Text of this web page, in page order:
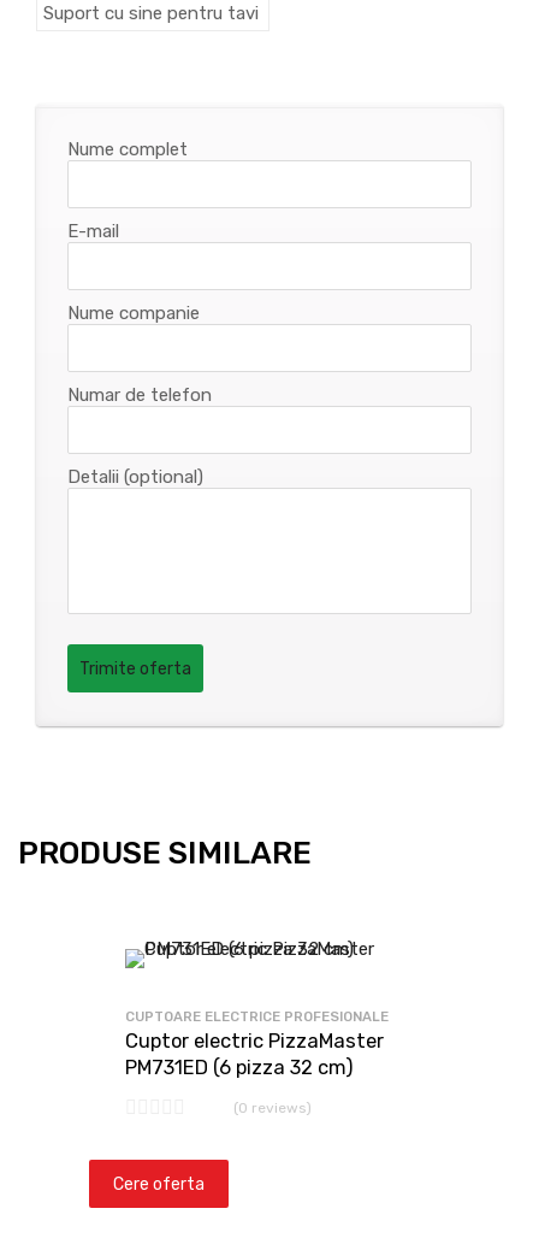
Suport cu sine pentru tavi
Nume complet
E-mail
Nume companie
Numar de telefon
Detalii (optional)
PRODUSE SIMILARE
CUPTOARE ELECTRICE PROFESIONALE
Cuptor electric PizzaMaster
PM731ED (6 pizza 32 cm)
(0 reviews)
Cere oferta